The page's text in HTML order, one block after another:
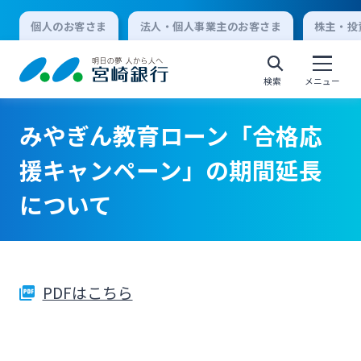
個人のお客さま 法人・個人事業主のお客さま 株主・
検索 メニュー
個人向けインターネットバンキング
みやぎん教育ローン「合格応
援キャンペーン」の期間延長
について
PDFはこちら